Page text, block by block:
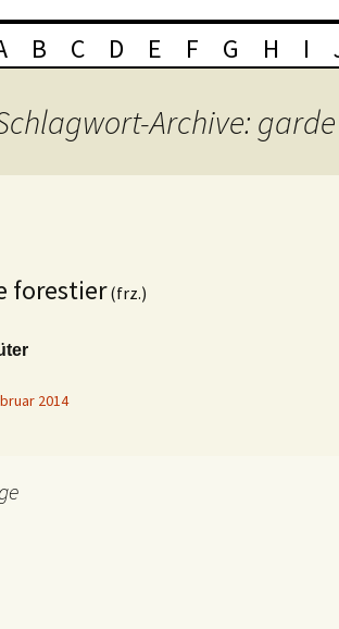
B C D E F G H I
Archive:
forestier(frz.)
2014